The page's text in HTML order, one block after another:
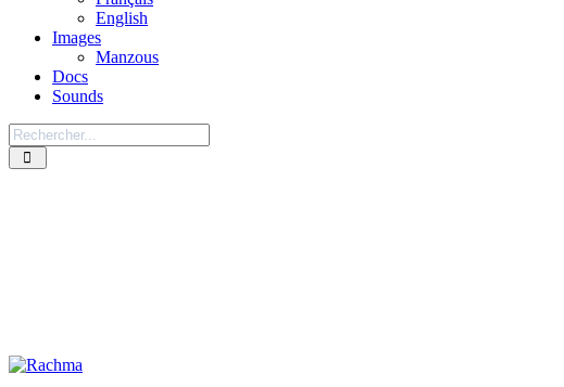
English
Images
Manzous
Docs
Sounds